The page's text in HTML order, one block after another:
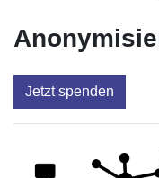
Jetzt spenden